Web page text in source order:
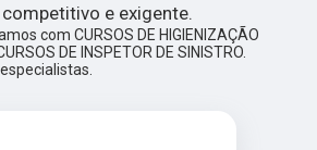
e exigente.
com CURSOS DE HIGIENIZAÇÃO
DE INSPETOR DE SINISTRO.